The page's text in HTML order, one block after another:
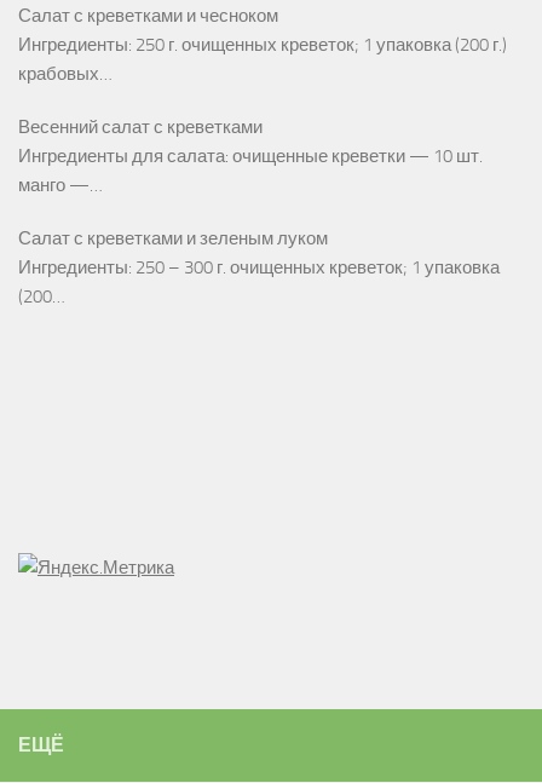
Салат с креветками и чесноком
Ингредиенты: 250 г. очищенных креветок; 1 упаковка (200 г.)
крабовых…
Весенний салат с креветками
Ингредиенты для салата: очищенные креветки — 10 шт.
манго —…
Салат с креветками и зеленым луком
Ингредиенты: 250 – 300 г. очищенных креветок; 1 упаковка
(200…
ЕЩЁ